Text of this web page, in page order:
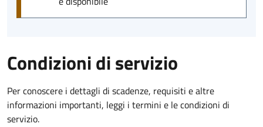
Condizioni di servizio
Per conoscere i dettagli di scadenze, requisiti e altre
informazioni importanti, leggi i termini e le condizioni di
servizio.